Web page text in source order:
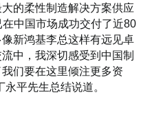
的柔性制造解决方案供应
中国市场成功交付了近80
新鸿基李总这样有远见卓
中，我深切感受到中国制
们要在这里倾注更多资
平先生总结说道。